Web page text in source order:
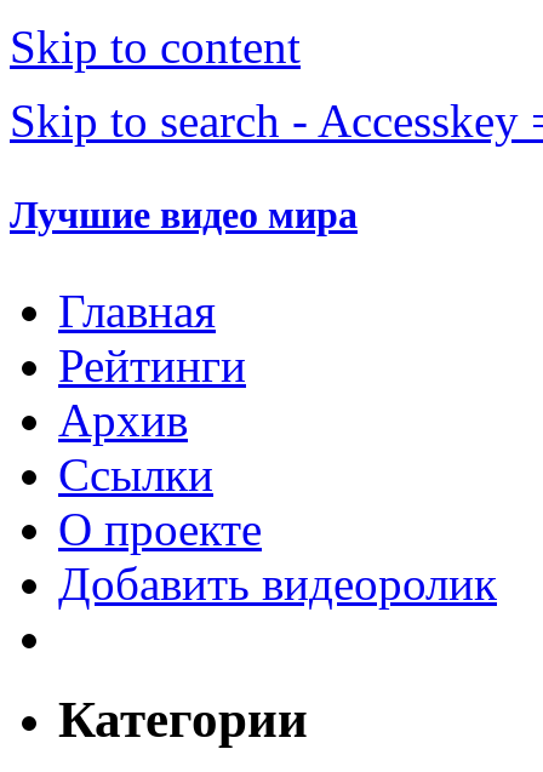
Skip to content
Skip to search - Accesskey
Лучшие видео мира
Главная
Рейтинги
Архив
Ссылки
О проекте
Добавить видеоролик
Категории